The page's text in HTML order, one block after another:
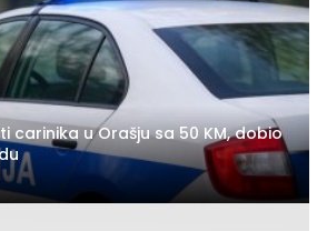
carinika u Orašju sa 50 KM, dobio